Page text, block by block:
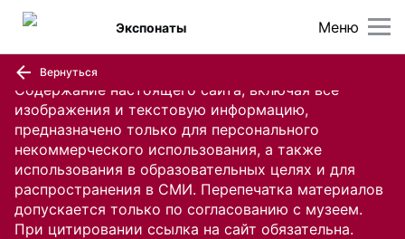
Содержание настоящего сайта, включая все
изображения и текстовую информацию,
предназначено только для персонального
некоммерческого использования, а также
использования в образовательных целях и для
распространения в СМИ. Перепечатка материалов
допускается только по согласованию с музеем.
При цитировании ссылка на сайт обязательна.
Меню
Экспонаты
Вернуться